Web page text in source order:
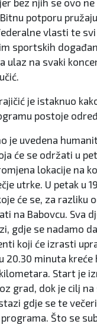
potporu pružaju
vlasti te
sportskih
ulaz na svaki
je istaknuo
postoje
je uvedena
će se održati u
lokacije na
utrke. U petak u
će se, za razliku
na Babovcu. Sva
gdje se nadamo
koji će izrasti
20.30 minuta
Start je
grad, dok je cilj na
gdje se te
Što se